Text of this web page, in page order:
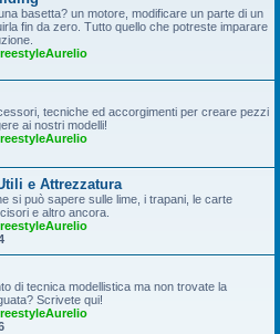
basetta? un motore, modificare un parte di un
fin da zero. Tutto quello che potreste imparare
tecniche ed accorgimenti per creare pezzi
ai nostri modelli!
e Attrezzatura
si può sapere sulle lime, i trapani, le carte
e altro ancora.
di tecnica modellistica ma non trovate la
Scrivete qui!